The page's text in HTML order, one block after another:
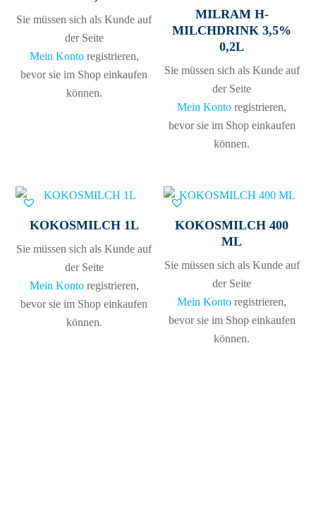
Sie müssen sich als Kunde auf
der Seite
Mein Kontoregistrieren,
bevor sie im Shop einkaufen
können.
MILRAM H-
MILCHDRINK 3,5%
0,2L
Sie müssen sich als Kunde auf
der Seite
Mein Konto registrieren,
bevor sie im Shop einkaufen
können.
KOKOSMILCH 1L
Sie müssen sich als Kunde auf
der Seite
Mein Kontoregistrieren,
bevor sie im Shop einkaufen
können.
KOKOSMILCH 400
ML
Sie müssen sich als Kunde auf
der Seite
Mein Konto registrieren,
bevor sie im Shop einkaufen
können.